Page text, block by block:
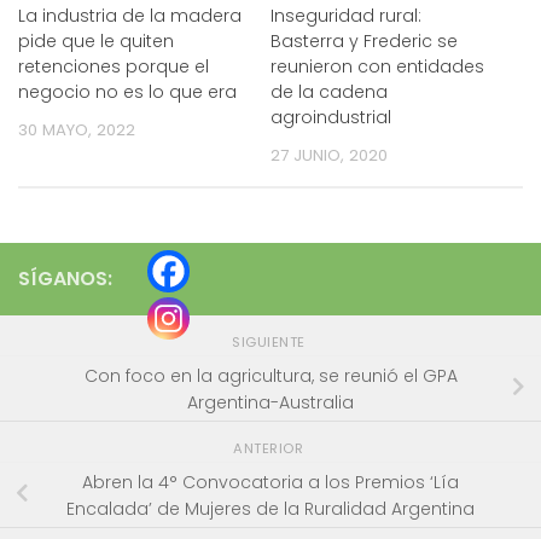
La industria de la madera
pide que le quiten
retenciones porque el
negocio no es lo que era
30 MAYO, 2022
Inseguridad rural:
Basterra y Frederic se
reunieron con entidades
de la cadena
agroindustrial
27 JUNIO, 2020
SÍGANOS:
SIGUIENTE
Con foco en la agricultura, se reunió el GPA
Argentina-Australia
ANTERIOR
Abren la 4° Convocatoria a los Premios ‘Lía
Encalada’ de Mujeres de la Ruralidad Argentina